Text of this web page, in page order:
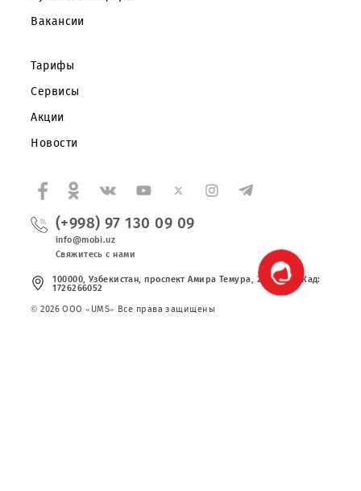
Корпоративным клиентам
О компании
Партнерам
Публичная оферта
Тарифы
Сервисы
Акции